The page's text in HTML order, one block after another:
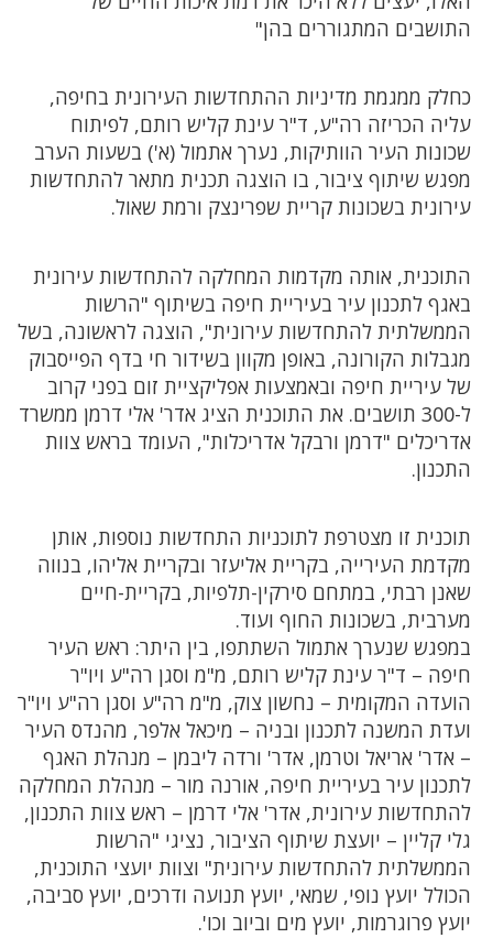
התושבים המתגוררים בהן"
כחלק ממגמת מדיניות ההתחדשות העירונית בחיפה,
עליה הכריזה רה"ע, ד"ר עינת קליש רותם, לפיתוח
שכונות העיר הוותיקות, נערך אתמול (א') בשעות הערב
מפגש שיתוף ציבור, בו הוצגה תכנית מתאר להתחדשות
עירונית בשכונות קריית שפרינצק ורמת שאול.
התוכנית, אותה מקדמות המחלקה להתחדשות עירונית
באגף לתכנון עיר בעיריית חיפה בשיתוף "הרשות
הממשלתית להתחדשות עירונית", הוצגה לראשונה, בשל
מגבלות הקורונה, באופן מקוון בשידור חי בדף הפייסבוק
של עיריית חיפה ובאמצעות אפליקציית זום בפני קרוב
ל-300 תושבים. את התוכנית הציג אדר' אלי דרמן ממשרד
אדריכלים "דרמן ורבקל אדריכלות", העומד בראש צוות
התכנון.
תוכנית זו מצטרפת לתוכניות התחדשות נוספות, אותן
מקדמת העירייה, בקריית אליעזר ובקריית אליהו, בנווה
שאנן רבתי, במתחם סירקין-תלפיות, בקריית-חיים
מערבית, בשכונות החוף ועוד.
במפגש שנערך אתמול השתתפו, בין היתר: ראש העיר
חיפה – ד"ר עינת קליש רותם, מ"מ וסגן רה"ע ויו"ר
הועדה המקומית – נחשון צוק, מ"מ רה"ע וסגן רה"ע ויו"ר
ועדת המשנה לתכנון ובניה – מיכאל אלפר, מהנדס העיר
– אדר' אריאל וטרמן, אדר' ורדה ליבמן – מנהלת האגף
לתכנון עיר בעיריית חיפה, אורנה מור – מנהלת המחלקה
להתחדשות עירונית, אדר' אלי דרמן – ראש צוות התכנון,
גלי קליין – יועצת שיתוף הציבור, נציגי "הרשות
הממשלתית להתחדשות עירונית" וצוות יועצי התוכנית,
הכולל יועץ נופי, שמאי, יועץ תנועה ודרכים, יועץ סביבה,
יועץ פרוגרמות, יועץ מים וביוב וכו'.